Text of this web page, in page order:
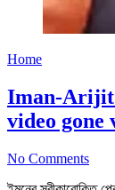
Home
Iman-Arijit:
video gone
No Comments